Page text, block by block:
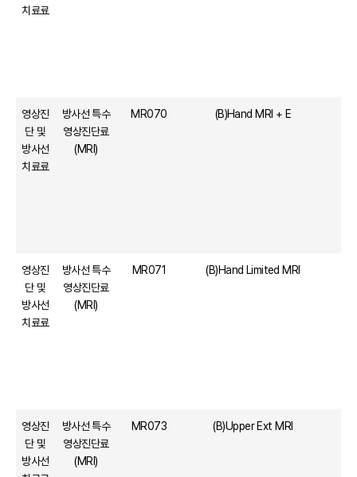
치료료
영상진
단 및
방사선
치료료
방사선 특수
영상진단료
(MRI)
MR070 (B)Hand MRI + E
영상진
단 및
방사선
치료료
방사선 특수
영상진단료
(MRI)
MR071 (B)Hand Limited MRI
영상진
단 및
방사선
방사선 특수
영상진단료
(MRI)
MR073 (B)Upper Ext MRI